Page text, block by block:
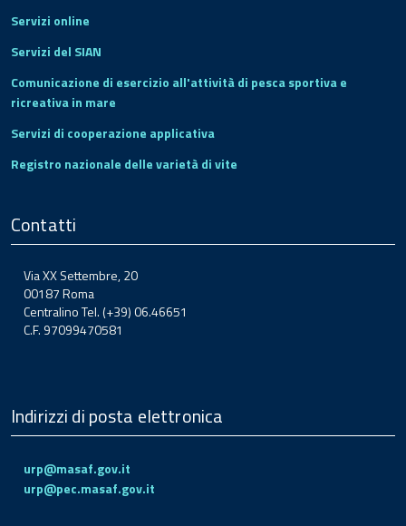
Servizi online
Servizi del SIAN
Comunicazione di esercizio all'attività di pesca sportiva e
ricreativa in mare
Servizi di cooperazione applicativa
Registro nazionale delle varietà di vite
Contatti
Via XX Settembre, 20
00187 Roma
Centralino Tel. (+39) 06.46651
C.F. 97099470581
Indirizzi di posta elettronica
urp@masaf.gov.it
urp@pec.masaf.gov.it